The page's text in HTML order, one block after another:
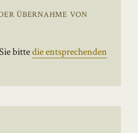
ÜBERNAHME VON
bittedie entsprechenden